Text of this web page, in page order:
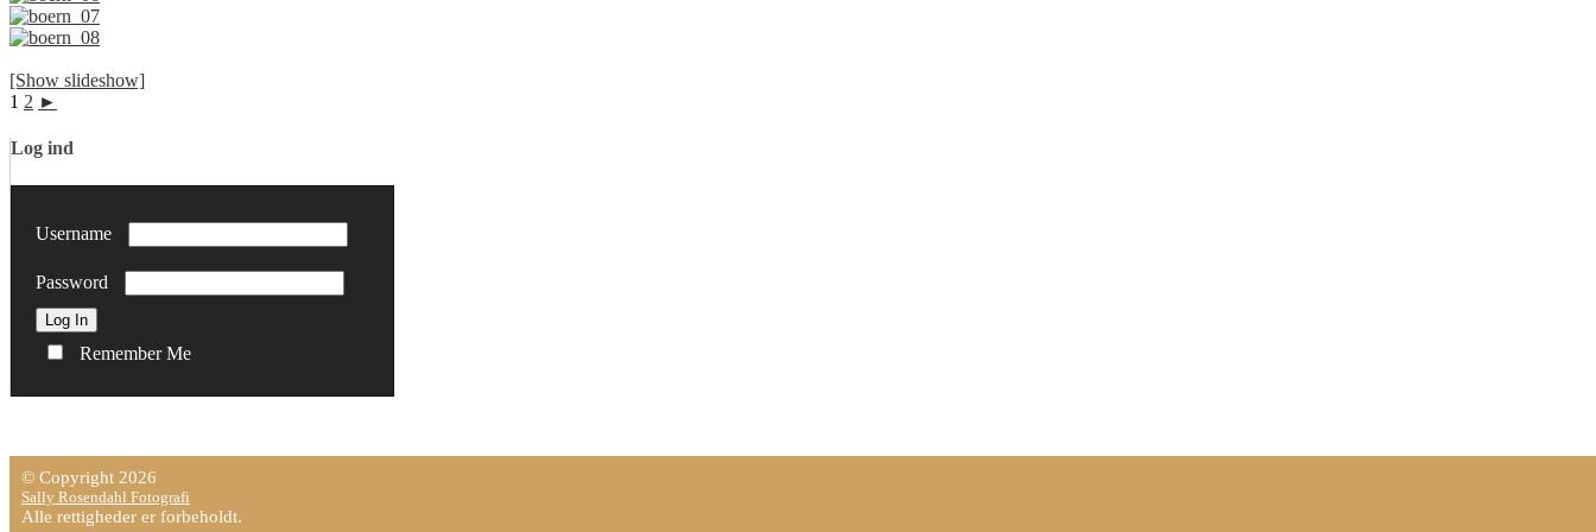
[Show slideshow]
1 2 ►
Log ind
Username
Password
Remember Me
© Copyright 2026
Sally Rosendahl Fotografi
Alle rettigheder er forbeholdt.